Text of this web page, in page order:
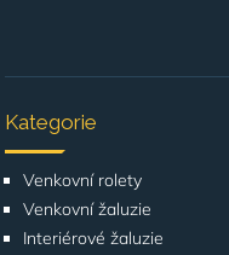
Kategorie
Venkovní rolety
Venkovní žaluzie
Interiérové žaluzie